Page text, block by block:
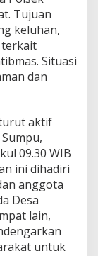
Tujuan
keluhan,
terkait
Situasi
dan
aktif
09.30 WIB
ini dihadiri
anggota
Desa
lain,
untuk